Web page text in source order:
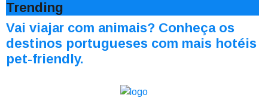
Trending
Vai viajar com animais? Conheça os
destinos portugueses com mais hotéis
pet-friendly.